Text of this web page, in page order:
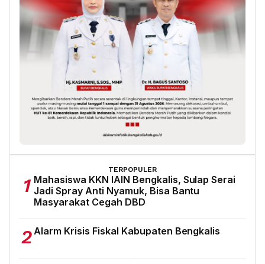
TERPOPULER
1 Mahasiswa KKN IAIN Bengkalis, Sulap Serai
Jadi Spray Anti Nyamuk, Bisa Bantu
Masyarakat Cegah DBD
2 Alarm Krisis Fiskal Kabupaten Bengkalis